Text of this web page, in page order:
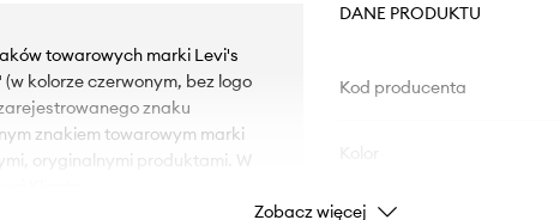
towarowych marki Levi's
kolorze czerwonym, bez logo
znaku
znakiem towarowym marki
oryginalnymi produktami. W
DANE PRODUKTU
Kod producenta
Zobacz więcej